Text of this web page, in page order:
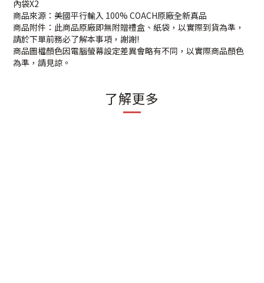
內袋X2
商品來源：美國平行輸入 100% COACH原廠全新真品
商品附件：此商品原廠即無附贈禮盒、紙袋，以實際到貨為準，
請於下單前務必了解本事項，謝謝!
商品圖檔顏色因電腦螢幕設定差異會略有不同，以實際商品顏色
為準，請見諒。
了解更多